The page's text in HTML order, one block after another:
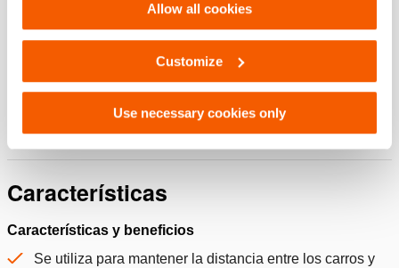
Allow all cookies
Customize
Use necessary cookies only
Strut Rerailing Long 2638mm
Características
Características y beneficios
Se utiliza para mantener la distancia entre los carros y